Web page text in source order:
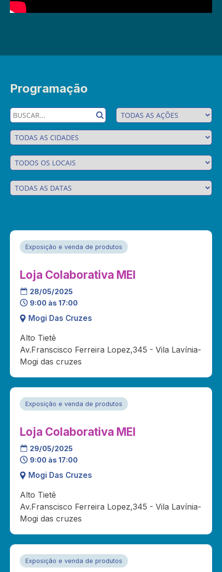
Programação
Exposição e venda de produtos
Loja Colaborativa MEI
28/05/2025
9:00 às 17:00
Mogi Das Cruzes
Alto Tietê
Av.Franscisco Ferreira Lopez,345 - Vila Lavínia-
Mogi das cruzes
Exposição e venda de produtos
Loja Colaborativa MEI
29/05/2025
9:00 às 17:00
Mogi Das Cruzes
Alto Tietê
Av.Franscisco Ferreira Lopez,345 - Vila Lavínia-
Mogi das cruzes
Exposição e venda de produtos